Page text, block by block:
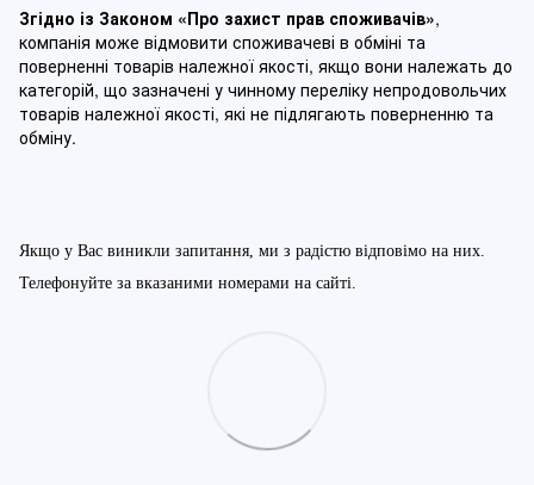
Згідно із Законом «Про захист прав споживачів»,
компанія може відмовити споживачеві в обміні та
поверненні товарів належної якості, якщо вони належать до
категорій, що зазначені у чинному переліку непродовольчих
товарів належної якості, які не підлягають поверненню та
обміну.
Якщо у Вас виникли запитання, ми з радістю відповімо на них.
Телефонуйте за вказаними номерами на сайті.